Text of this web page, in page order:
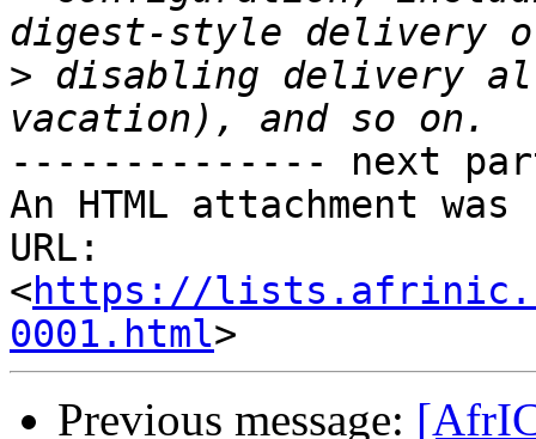
> disabling delivery
-------------- next
An HTML attachment
URL:
<https://
0001.html
Previous message: